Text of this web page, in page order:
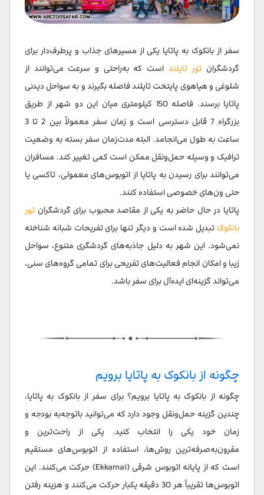
سفر از بانکوک به پاتایا یکی از مسیرهای جذاب و پرطرف‌دار برای
گردشگران تور تایلند است که به‌راحتی و سرعت می‌توانند از
شلوغی و هیاهوی پایتخت تایلند فاصله بگیرند و به سواحل دیدنی
پاتایا برسند. فاصله 150 کیلومتری میان این دو شهر از طریق
بزرگراه 7 قابل دسترسی است و زمان سفر معمولاً بین 2 تا 3
ساعت به طول می‌انجامد. البته مدت‌زمان سفر بسته به وضعیت
ترافیک و وسیله حمل‌ونقل ممکن است کمی تغییر کند. مسافران
می‌توانند برای رسیدن به پاتایا از اتوبوس‌های معمولی، تاکسی یا
حتی ون‌های خصوصی استفاده کنند.
پاتایا در حال حاضر به یکی از مقاصد محبوب برای گردشگران تور
بانکوک تبدیل شده است و دیگر تنها برای تفریحات شبانه شناخته
نمی‌شود. این شهر به دلیل جاذبه‌های گردشگری متنوع، سواحل
زیبا و امکان انجام فعالیت‌های تفریحی برای تمامی گروه‌های سنی،
می‌تواند گزینه‌ای ایده‌آل برای سفر باشد.
چگونه از بانکوک به پاتایا برویم
چگونه از بانکوک به پاتایا برویم؟ برای سفر از بانکوک به پاتایا،
چندین گزینه حمل‌ونقل وجود دارد که می‌توانید باتوجه‌به بودجه و
زمان خود یکی را انتخاب کنید. یکی از راحت‌ترین و
مقرون‌به‌صرفه‌ترین روش‌ها، استفاده از اتوبوس‌های مستقیم
است که از پایانه اتوبوس شرقی (Ekkamai) حرکت می‌کنند. این
اتوبوس‌ها تقریباً هر 30 دقیقه یکبار حرکت می‌کنند و هزینه رفتن